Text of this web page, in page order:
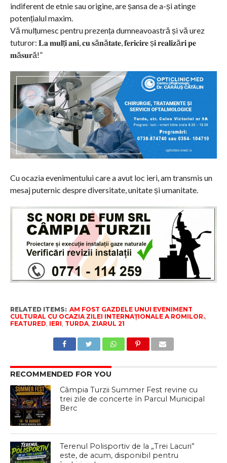
indiferent de etnie sau origine, are șansa de a-și atinge
potențialul maxim.
Vă mulțumesc pentru prezența dumneavoastră și vă urez
tuturor: 𝐋𝐚 𝐦𝐮𝐥ț𝐢 𝐚𝐧𝐢, 𝐜𝐮 𝐬ă𝐧ă𝐭𝐚𝐭𝐞, 𝐟𝐞𝐫𝐢𝐜𝐢𝐫𝐞 ș𝐢 𝐫𝐞𝐚𝐥𝐢𝐳ă𝐫𝐢 𝐩𝐞
𝐦ă𝐬𝐮𝐫ă!”
Cu ocazia evenimentului care a avut loc ieri, am transmis un
mesaj puternic despre diversitate, unitate și umanitate.
RELATED ITEMS: AM FOST GAZDELE UNUI EVENIMENT
CULTURAL CU OCAZIA ZILEI INTERNAȚIONALE A ROMILOR.,
FEATURED, IERI, TURDA, ZIARUL 21
RECOMMENDED FOR YOU
Câmpia Turzii Summer Fest revine cu
trei zile de concerte în Parcul Municipal
Berc
Terenul Polisportiv de la „Trei Lacuri”
este, de acum, disponibil pentru